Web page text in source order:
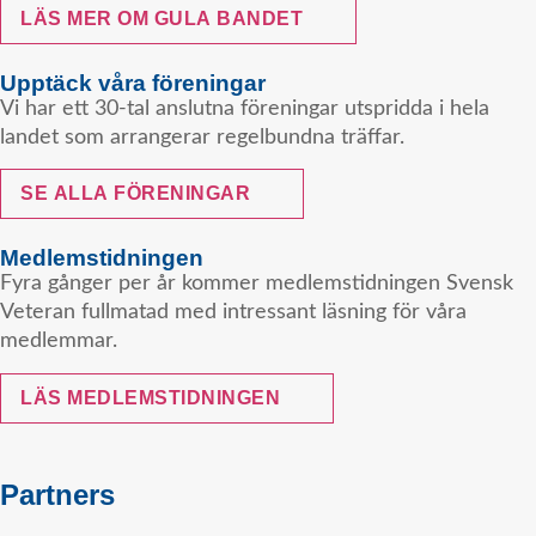
LÄS MER OM GULA BANDET
Upptäck våra föreningar
Vi har ett 30-tal anslutna föreningar utspridda i hela
landet som arrangerar regelbundna träffar.
SE ALLA FÖRENINGAR
Medlemstidningen
Fyra gånger per år kommer medlemstidningen Svensk
Veteran fullmatad med intressant läsning för våra
medlemmar.
LÄS MEDLEMSTIDNINGEN
Partners